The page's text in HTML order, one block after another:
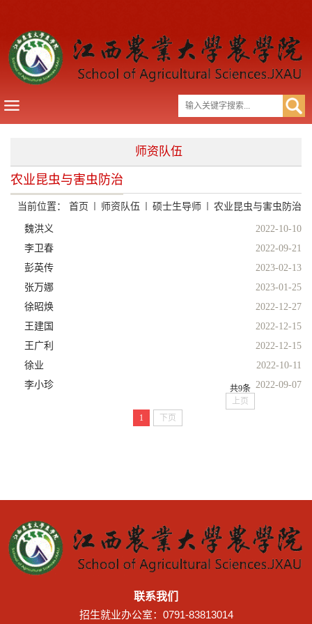
师资队伍
农业昆虫与害虫防治
当前位置： 首页 师资队伍 硕士生导师 农业昆虫与害虫防治
魏洪义
2022-10-10
李卫春
2022-09-21
彭英传
2023-02-13
张万娜
2023-01-25
徐昭焕
2022-12-27
王建国
2022-12-15
王广利
2022-12-15
徐业
2022-10-11
李小珍
2022-09-07
共9条
上页
1
下页
联系我们
招生就业办公室：0791-83813014